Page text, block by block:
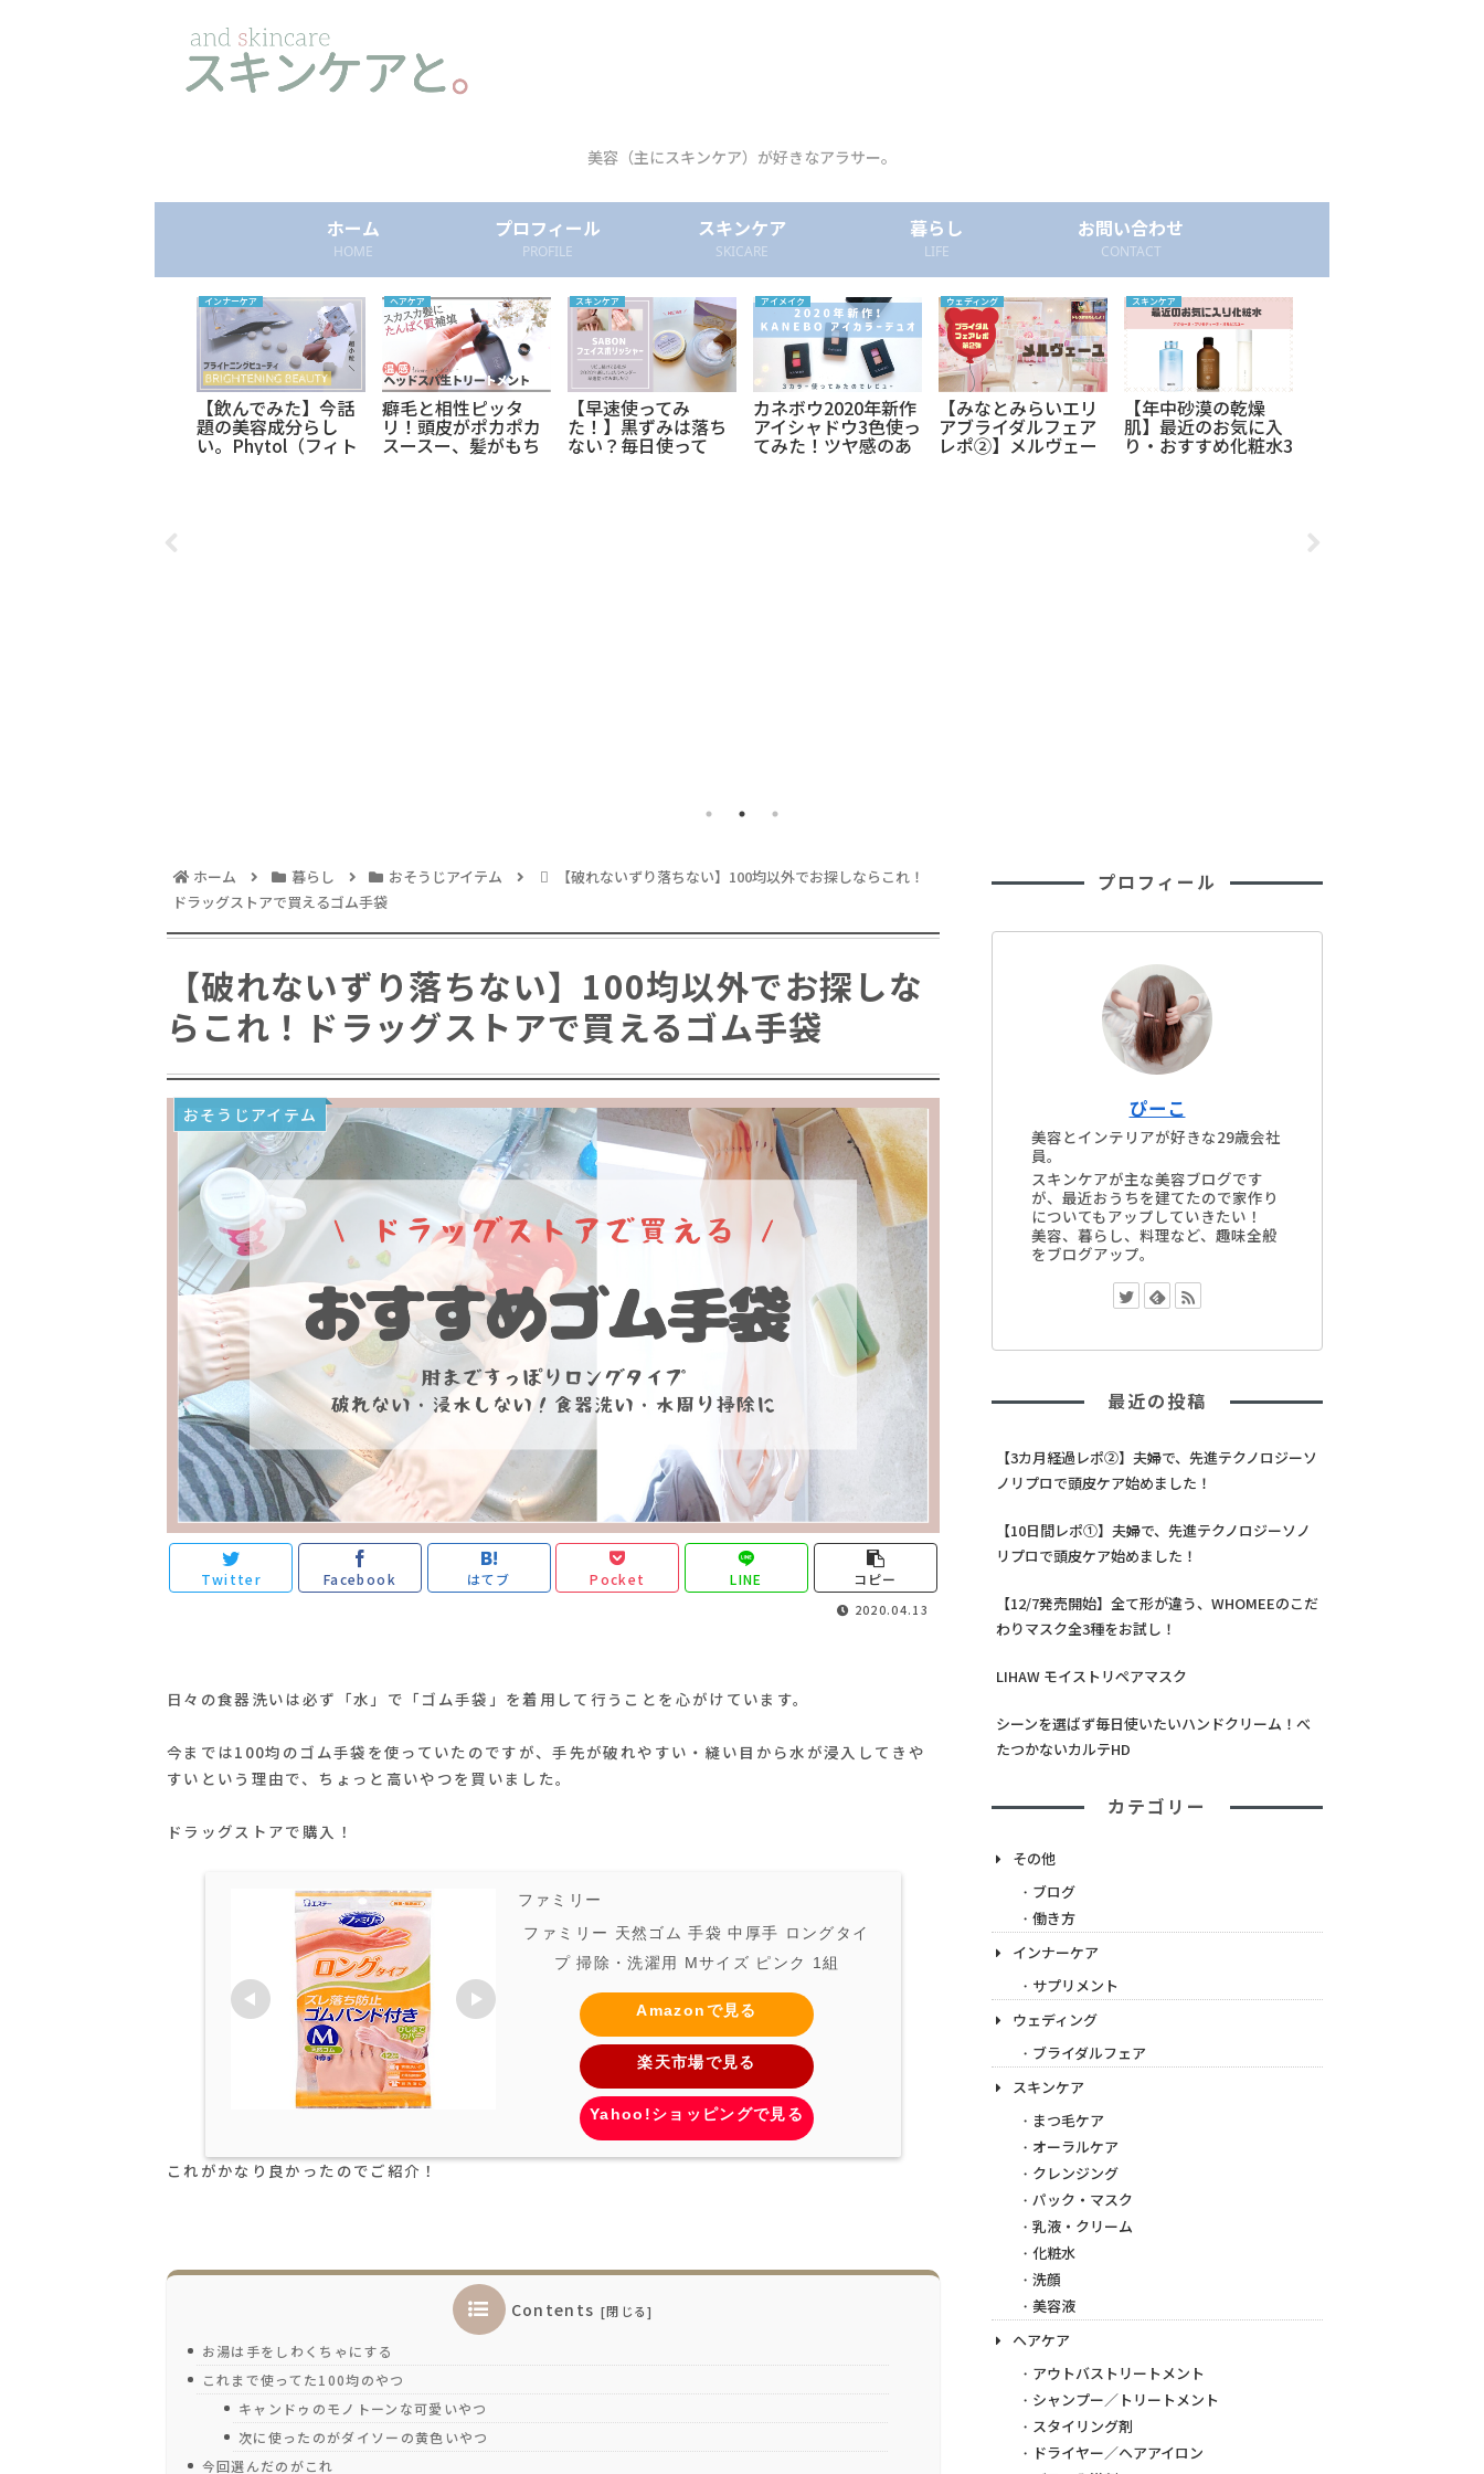
美容（主にスキンケア）が好きなアラサー。
ホーム
HOME
プロフィール
PROFILE
スキンケア
SKICARE
暮らし
LIFE
お問い合わせ
CONTACT
インナーケア
【飲んでみた】今話
題の美容成分らし
い。Phytol（フィト
ール）配合のブライ
ヘアケア
癖毛と相性ピッタ
リ！頭皮がポカポカ
スースー、髪がもち
もち！口コミ高評価
スキンケア
【早速使ってみ
た！】黒ずみは落ち
ない？毎日使って
る？乾燥する？新発
アイメイク
カネボウ2020年新作
アイシャドウ3色使っ
てみた！ツヤ感のあ
ウェディング
【みなとみらいエリ
アブライダルフェア
レポ②】メルヴェー
ユ【安くてシンプ
スキンケア
【年中砂漠の乾燥
肌】最近のお気に入
り・おすすめ化粧水3
つ。アクセーヌ・オ
ホーム 暮らし おそうじアイテム
【破れないずり落ちない】100均以外でお探しならこれ！
ドラッグストアで買えるゴム手袋
【破れないずり落ちない】100均以外でお探しな
らこれ！ドラッグストアで買えるゴム手袋
おそうじアイテム
Twitter Facebook はてブ Pocket LINE コピー
2020.04.13
日々の食器洗いは必ず「水」で「ゴム手袋」を着用して行うことを心がけています。
今までは100均のゴム手袋を使っていたのですが、手先が破れやすい・縫い目から水が浸入してきや
すいという理由で、ちょっと高いやつを買いました。
ドラッグストアで購入！
ファミリー
ファミリー 天然ゴム 手袋 中厚手 ロングタイ
プ 掃除・洗濯用 Mサイズ ピンク 1組
Amazonで見る
楽天市場で見る
Yahoo!ショッピングで見る
これがかなり良かったのでご紹介！
Contents
お湯は手をしわくちゃにする
これまで使ってた100均のやつ
キャンドゥのモノトーンな可愛いやつ
次に使ったのがダイソーの黄色いやつ
今回選んだのがこれ
プロフィール
ぴーこ
美容とインテリアが好きな29歳会社
員。
スキンケアが主な美容ブログです
が、最近おうちを建てたので家作り
についてもアップしていきたい！
美容、暮らし、料理など、趣味全般
をブログアップ。
最近の投稿
【3カ月経過レポ②】夫婦で、先進テクノロジーソ
ノリプロで頭皮ケア始めました！
【10日間レポ①】夫婦で、先進テクノロジーソノ
リプロで頭皮ケア始めました！
【12/7発売開始】全て形が違う、WHOMEEのこだ
わりマスク全3種をお試し！
LIHAW モイストリペアマスク
シーンを選ばず毎日使いたいハンドクリーム！べ
たつかないカルテHD
カテゴリー
その他
ブログ
働き方
インナーケア
サプリメント
ウェディング
ブライダルフェア
スキンケア
まつ毛ケア
オーラルケア
クレンジング
パック・マスク
乳液・クリーム
化粧水
洗顔
美容液
ヘアケア
アウトバストリートメント
シャンプー／トリートメント
スタイリング剤
ドライヤー／ヘアアイロン